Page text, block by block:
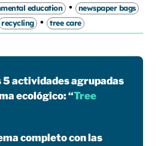
education • newspaper bags
recycling • tree care
5 actividades agrupadas
ecológico: “Tree
completo con las